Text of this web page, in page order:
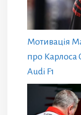
Мотивація
про Карлоса
Audi F1